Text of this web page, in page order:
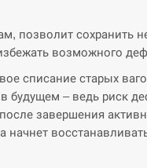
позволит сохранить
возможного
списание старых
будущем – ведь риск
завершения
начнет